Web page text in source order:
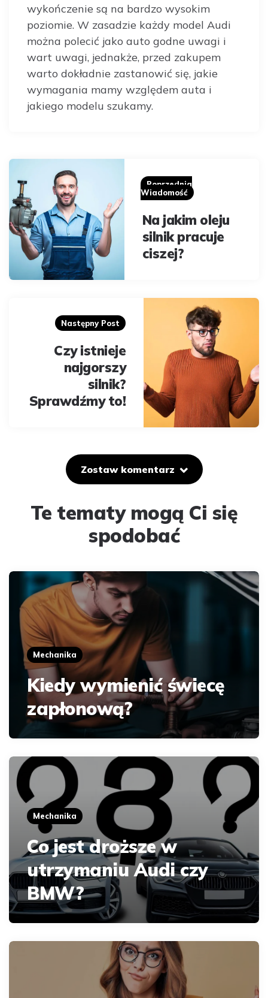
wykończenie są na bardzo wysokim
poziomie. W zasadzie każdy model Audi
można polecić jako auto godne uwagi i
wart uwagi, jednakże, przed zakupem
warto dokładnie zastanowić się, jakie
wymagania mamy względem auta i
jakiego modelu szukamy.
Post
navigation
Poprzednia
Wiadomość
Na jakim oleju
silnik pracuje
ciszej?
Następny Post
Czy istnieje
najgorszy
silnik?
Sprawdźmy to!
Zostaw komentarz
Te tematy mogą Ci się
spodobać
Mechanika
Kiedy wymienić świecę
zapłonową?
Mechanika
Co jest droższe w
utrzymaniu Audi czy
BMW?